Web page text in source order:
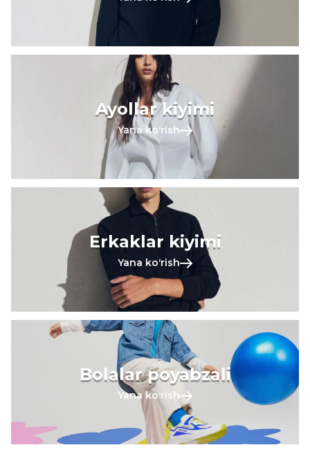
Ayollar kiyimi
Yana koʻrish
Erkaklar kiyimi
Yana koʻrish
Bolalar poyabzali
Yana koʻrish